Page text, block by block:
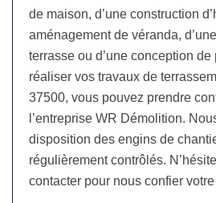
de maison, d’une construction
aménagement de véranda,
terrasse ou d’une conception
réaliser vos travaux de
37500, vous pouvez prendre
l’entreprise WR Démolition.
disposition des engins de
régulièrement contrôlés.
contacter pour nous confier